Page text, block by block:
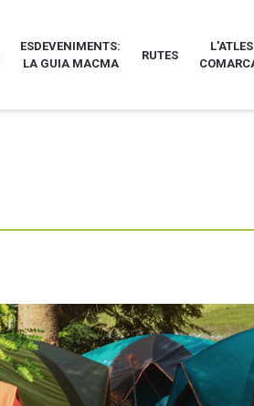
ESDEVENIMENTS:
LA GUIA MACMA
RUTES
L'ATLES